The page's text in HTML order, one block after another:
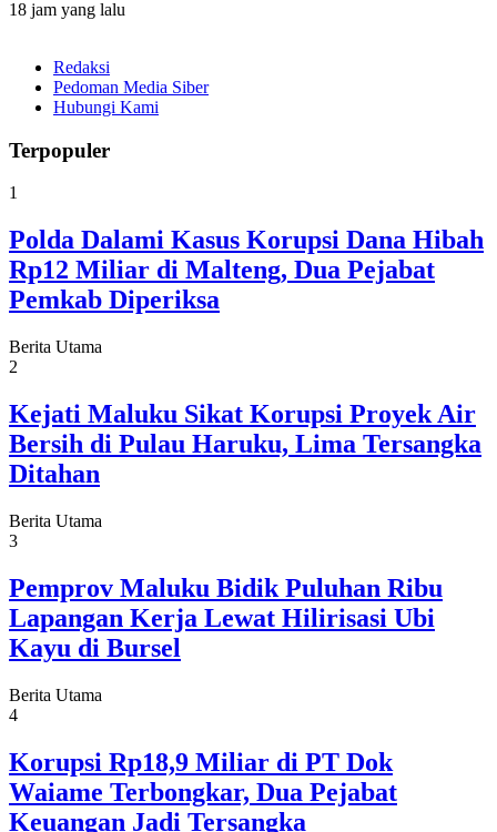
18 jam yang lalu
Redaksi
Pedoman Media Siber
Hubungi Kami
Terpopuler
1
Polda Dalami Kasus Korupsi Dana Hibah
Rp12 Miliar di Malteng, Dua Pejabat
Pemkab Diperiksa
Berita Utama
2
Kejati Maluku Sikat Korupsi Proyek Air
Bersih di Pulau Haruku, Lima Tersangka
Ditahan
Berita Utama
3
Pemprov Maluku Bidik Puluhan Ribu
Lapangan Kerja Lewat Hilirisasi Ubi
Kayu di Bursel
Berita Utama
4
Korupsi Rp18,9 Miliar di PT Dok
Waiame Terbongkar, Dua Pejabat
Keuangan Jadi Tersangka